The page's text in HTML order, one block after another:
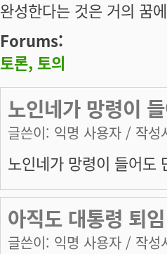
완성한다는 것은 거의 꿈
Forums:
토론, 토의
노인네가 망령이
글쓴이: 익명 사용자 / 작성
노인네가 망령이 들어도
아직도 대통령 퇴
글쓴이: 익명 사용자 / 작성